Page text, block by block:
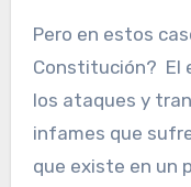
Pero en estos
Constitución? El
los ataques y
infames que
que existe en un